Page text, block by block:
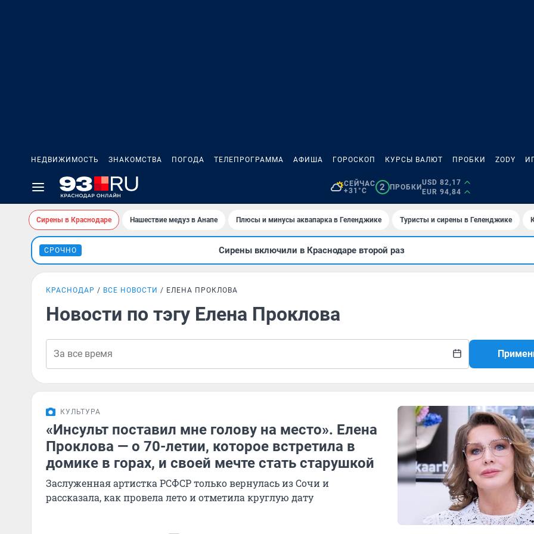
НЕДВИЖИМОСТЬ ЗНАКОМСТВА ПОГОДА ТЕЛЕПРОГРАММА АФИША ГОРОСКОП КУРСЫ ВАЛЮТ ПРОБКИ ZODY
СЕЙЧАС
+31°C
2 ПРОБКИ
USD 82,17
EUR 94,84
Сирены в Краснодаре Нашествие медуз в Анапе Плюсы и минусы аквапарка в Геленджике Туристы и сирены в Геленджике
СРОЧНО Сирены включили в Краснодаре второй раз
КРАСНОДАР ВСЕ НОВОСТИ ЕЛЕНА ПРОКЛОВА
Новости по тэгу Елена Проклова
КУЛЬТУРА
«Инсульт поставил мне голову на место». Елена
Проклова — о 70-летии, которое встретила в
домике в горах, и своей мечте стать старушкой
Заслуженная артистка РСФСР только вернулась из Сочи и
рассказала, как провела лето и отметила круглую дату